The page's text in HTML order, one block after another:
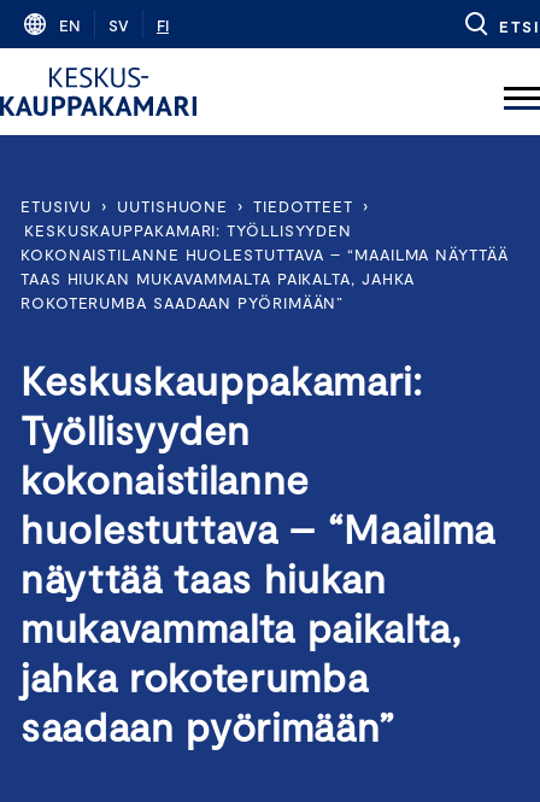
Skip
content
EN SV FI ETSI
ETUSIVU › UUTISHUONE › TIEDOTTEET
›
KESKUSKAUPPAKAMARI: TYÖLLISYYDEN
KOKONAISTILANNE HUOLESTUTTAVA – “MAAILMA NÄYTTÄÄ
TAAS HIUKAN MUKAVAMMALTA PAIKALTA, JAHKA
ROKOTERUMBA SAADAAN PYÖRIMÄÄN”
Keskuskauppakamari:
Työllisyyden
kokonaistilanne
huolestuttava – “Maailma
näyttää taas hiukan
mukavammalta paikalta,
jahka rokoterumba
saadaan pyörimään”